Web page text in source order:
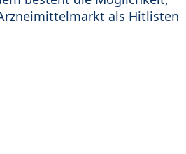
als Hitlisten